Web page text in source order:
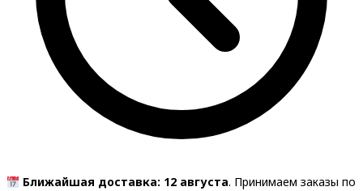
Ближайшая доставка: 12 августа. Принимаем заказы по